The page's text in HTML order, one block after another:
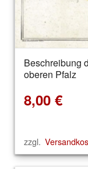
Beschreibung
oberen Pfalz
8,00 €
zzgl.